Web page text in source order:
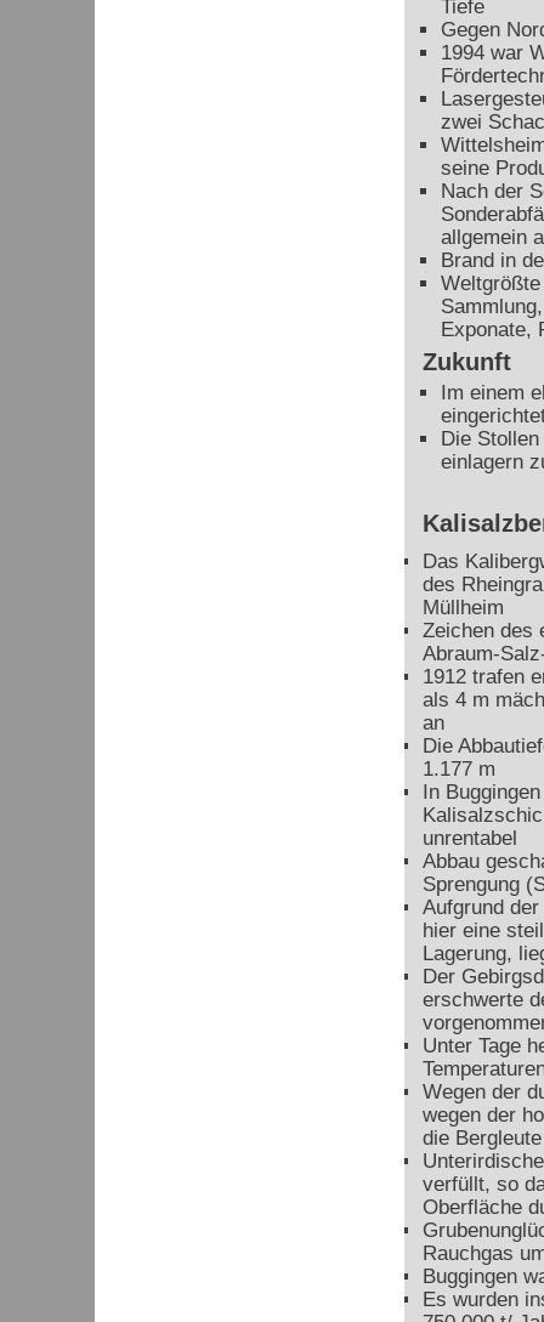
Tiefe
Gegen
1994 war
zwei
seine
Nach der
allgemein
Brand in
Exponate,
Zukunft
Im einem
Die
einlagern
Das
des
Müllheim
Zeichen des
Abraum-
1912 trafen
als 4 m
an
Die
1.177 m
In
unrentabel
Abbau
Sprengung
Aufgrund
hier eine
Lagerung,
Der
erschwerte
Unter Tage
Wegen der
wegen der
die
verfüllt, so
Oberfläche
Rauchgas
Buggingen
Es wurden